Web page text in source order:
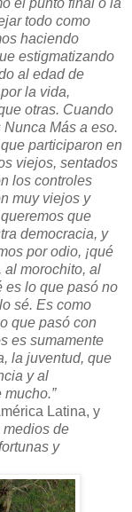
todo como
haciendo
estigmatizando
al edad de
la vida,
otras. Cuando
Más a eso.
participaron en
viejos, sentados
los controles
muy viejos y
que
democracia, y
por odio, ¡qué
al morochito, al
es lo que pasó no
sé. Es como
que pasó con
es sumamente
la juventud, que
y al
Latina, y
medios de
y